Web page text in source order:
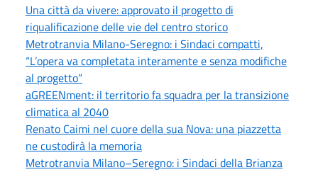
Una città da vivere: approvato il progetto di
riqualificazione delle vie del centro storico
Metrotranvia Milano-Seregno: i Sindaci compatti,
“L’opera va completata interamente e senza modifiche
al progetto”
aGREENment: il territorio fa squadra per la transizione
climatica al 2040
Renato Caimi nel cuore della sua Nova: una piazzetta
ne custodirà la memoria
Metrotranvia Milano–Seregno: i Sindaci della Brianza